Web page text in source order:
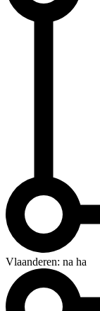
Vlaanderen: na ha